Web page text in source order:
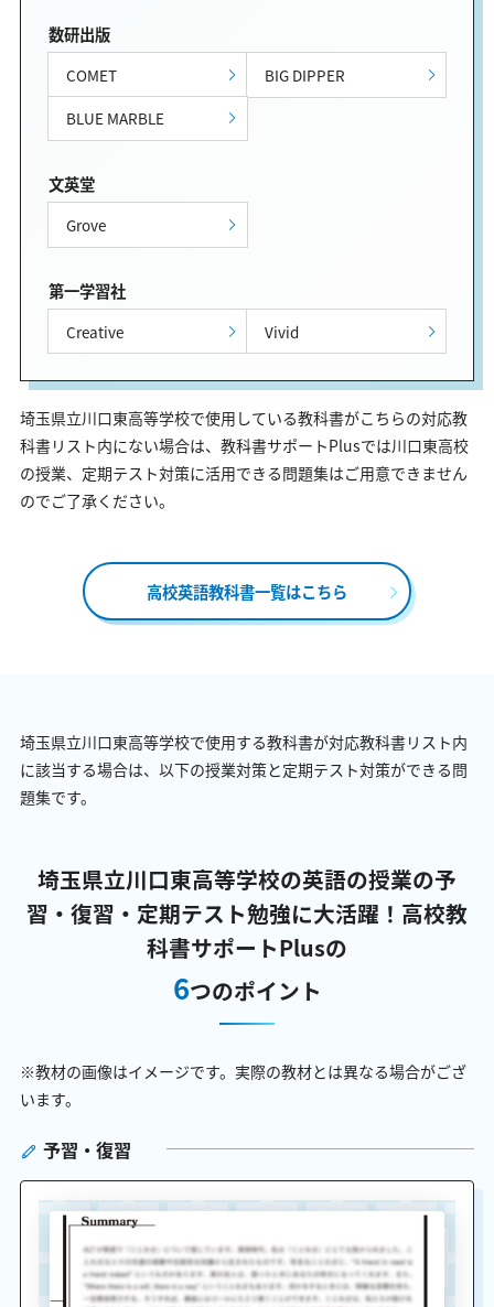
数研出版
COMET
BIG DIPPER
BLUE MARBLE
文英堂
Grove
第一学習社
Creative Vivid
埼玉県立川口東高等学校で使用している教科書がこちらの対応教
科書リスト内にない場合は、教科書サポートPlusでは川口東高校
の授業、定期テスト対策に活用できる問題集はご用意できません
のでご了承ください。
高校英語教科書一覧はこちら
埼玉県立川口東高等学校で使用する教科書が対応教科書リスト内
に該当する場合は、以下の授業対策と定期テスト対策ができる問
題集です。
埼玉県立川口東高等学校の英語の授業の予
習・復習・定期テスト勉強に大活躍！ 高校教
科書サポートPlusの
6つのポイント
※教材の画像はイメージです。実際の教材とは異なる場合がござ
います。
予習・復習